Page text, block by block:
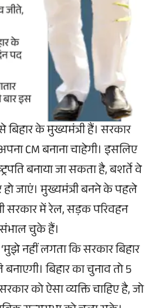
के मुख्यमंत्री हैं। सरकार
CM बनाना चाहेगी। इसलिए
बनाया जा सकता है, बशर्ते वे
जाएं। मुख्यमंत्री बनने के पहले
सरकार में रेल, सड़क परिवहन
चुके हैं।
नहीं लगता कि सरकार बिहार
बनाएगी। बिहार का चुनाव तो 5
को ऐसा व्यक्ति चाहिए है, जो